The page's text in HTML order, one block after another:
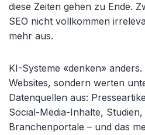
diese Zeiten gehen zu Ende.
SEO nicht vollkommen
mehr aus.
KI-Systeme «denken»
Websites, sondern werten
Datenquellen aus:
Social-Media-Inhalte,
Branchenportale – und das